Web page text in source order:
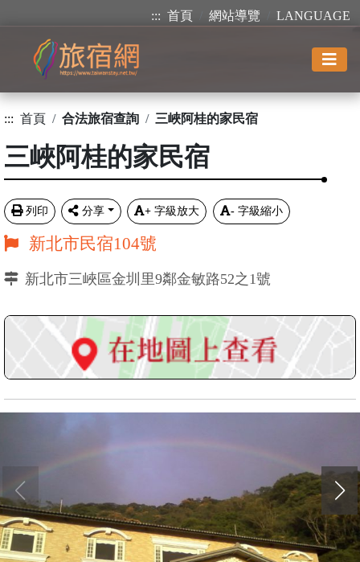
::: 首頁 網站導覽 LANGUAGE
::: 首頁 合法旅宿查詢 三峽阿桂的家民宿
三峽阿桂的家民宿
列印 分享 + 字級放大 - 字級縮小
新北市民宿104號
新北市三峽區金圳里9鄰金敏路52之1號